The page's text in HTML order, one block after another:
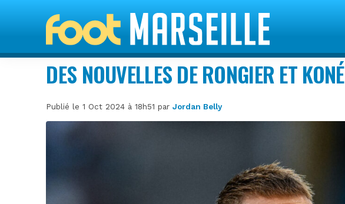
DES NOUVELLES DE RONGIER ET KONÉ
Publié le 1 Oct 2024 à 18h51 parJordan Belly